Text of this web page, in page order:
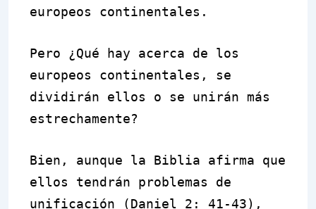
europeos continentales.
Pero ¿Qué hay acerca de los
europeos continentales, se
dividirán ellos o se unirán más
estrechamente?
Bien, aunque la Biblia afirma que
ellos tendrán problemas de
unificación (Daniel 2: 41-43),